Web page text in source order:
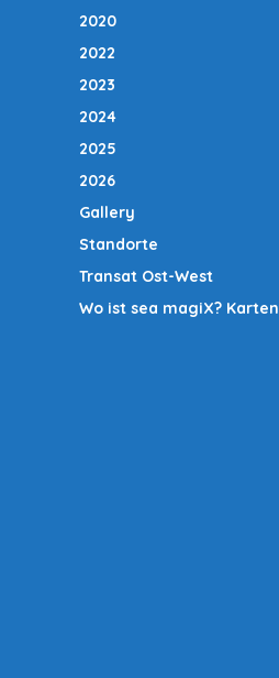
2020
2022
2023
2024
2025
2026
Gallery
Standorte
Transat Ost-West
Wo ist sea magiX? Karten